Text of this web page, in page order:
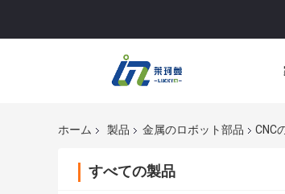
ホーム 製品 金属のロボット部品 CNC
すべての製品